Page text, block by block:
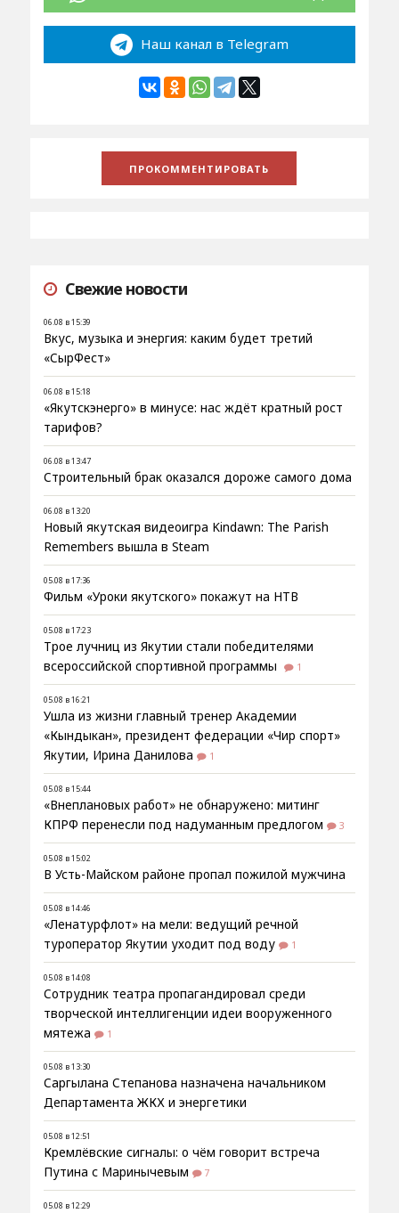
Наш канал в Telegram
Свежие новости
06.08 в 15:39
Вкус, музыка и энергия: каким будет третий
«СырФест»
06.08 в 15:18
«Якутскэнерго» в минусе: нас ждёт кратный рост
тарифов?
06.08 в 13:47
Строительный брак оказался дороже самого дома
06.08 в 13:20
Новый якутская видеоигра Kindawn: The Parish
Remembers вышла в Steam
05.08 в 17:36
Фильм «Уроки якутского» покажут на НТВ
05.08 в 17:23
Трое лучниц из Якутии стали победителями
всероссийской спортивной программы
1
05.08 в 16:21
Ушла из жизни главный тренер Академии
«Кындыкан», президент федерации «Чир спорт»
Якутии, Ирина Данилова
1
05.08 в 15:44
«Внеплановых работ» не обнаружено: митинг
КПРФ перенесли под надуманным предлогом
3
05.08 в 15:02
В Усть-Майском районе пропал пожилой мужчина
05.08 в 14:46
«Ленатурфлот» на мели: ведущий речной
туроператор Якутии уходит под воду
1
05.08 в 14:08
Сотрудник театра пропагандировал среди
творческой интеллигенции идеи вооруженного
мятежа
1
05.08 в 13:30
Саргылана Степанова назначена начальником
Департамента ЖКХ и энергетики
05.08 в 12:51
Кремлёвские сигналы: о чём говорит встреча
Путина с Маринычевым
7
05.08 в 12:29